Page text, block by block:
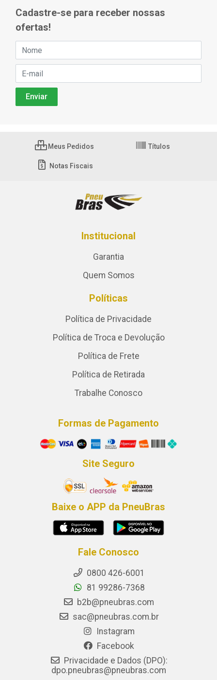
Cadastre-se para receber nossas
ofertas!
Meus Pedidos Títulos
Notas Fiscais
Institucional
Garantia
Quem Somos
Políticas
Política de Privacidade
Política de Troca e Devolução
Política de Frete
Política de Retirada
Trabalhe Conosco
Formas de Pagamento
Site Seguro
Baixe o APP da PneuBras
Fale Conosco
0800 426-6001
81 99286-7368
b2b@pneubras.com
sac@pneubras.com.br
Instagram
Facebook
Privacidade e Dados (DPO):
dpo.pneubras@pneubras.com